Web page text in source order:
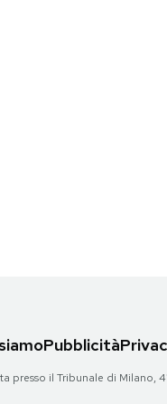
Pubblicità
presso il Tribunale di Milano,